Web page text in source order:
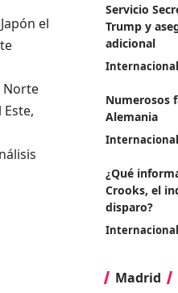
el
Norte
Servicio
Trump y
adicional
Internacional
Numerosos
Alemania
Internacional
¿Qué
Crooks, el
disparo?
Internacional
Madrid